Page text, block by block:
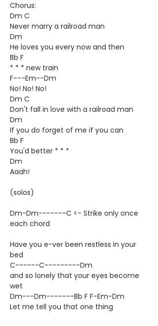
Chorus:
Dm C
Never marry a railroad man
Dm
He loves you every now and then
Bb F
* * * new train
F---Em--Dm
No! No! No!
Dm C
Don't fall in love with a railroad man
Dm
If you do forget of me if you can
Bb F
You'd better * * *
Dm
Aaah!
(solos)
Dm-Dm-------C <- Strike only once
each chord
Have you e-ver been restless in your
bed
C------C---------Dm
and so lonely that your eyes become
wet
Dm---Dm-------Bb F F-Em-Dm
Let me tell you that one thing